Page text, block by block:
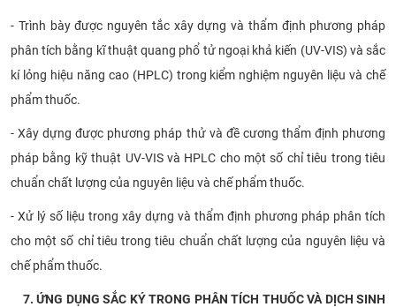
- Trình bày được nguyên tắc xây dựng và thẩm định phương pháp
phân tích bằng kĩ thuật quang phổ tử ngoại khả kiến (UV-VIS) và sắc
kí lỏng hiệu năng cao (HPLC) trong kiểm nghiệm nguyên liệu và chế
phẩm thuốc.
- Xây dựng được phương pháp thử và đề cương thẩm định phương
pháp bằng kỹ thuật UV-VIS và HPLC cho một số chỉ tiêu trong tiêu
chuẩn chất lượng của nguyên liệu và chế phẩm thuốc.
- Xử lý số liệu trong xây dựng và thẩm định phương pháp phân tích
cho một số chỉ tiêu trong tiêu chuẩn chất lượng của nguyên liệu và
chế phẩm thuốc.
7. ỨNG DỤNG SẮC KÝ TRONG PHÂN TÍCH THUỐC VÀ DỊCH SINH